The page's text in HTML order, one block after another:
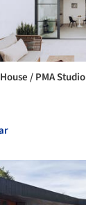
/ PMA Studio